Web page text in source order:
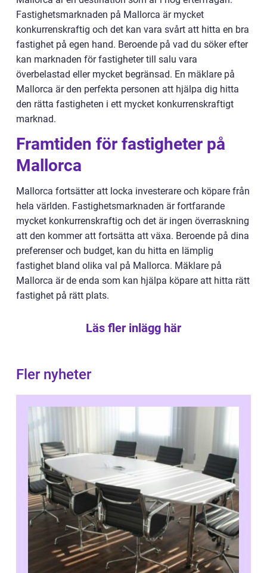
Fastighetsmarknaden på Mallorca är mycket
konkurrenskraftig och det kan vara svårt att hitta en bra
fastighet på egen hand. Beroende på vad du söker efter
kan marknaden för fastigheter till salu vara
överbelastad eller mycket begränsad. En mäklare på
Mallorca är den perfekta personen att hjälpa dig hitta
den rätta fastigheten i ett mycket konkurrenskraftigt
marknad.
Framtiden för fastigheter på
Mallorca
Mallorca fortsätter att locka investerare och köpare från
hela världen. Fastighetsmarknaden är fortfarande
mycket konkurrenskraftig och det är ingen överraskning
att den kommer att fortsätta att växa. Beroende på dina
preferenser och budget, kan du hitta en lämplig
fastighet bland olika val på Mallorca. Mäklare på
Mallorca är de enda som kan hjälpa köpare att hitta rätt
fastighet på rätt plats.
Läs fler inlägg här
Fler nyheter